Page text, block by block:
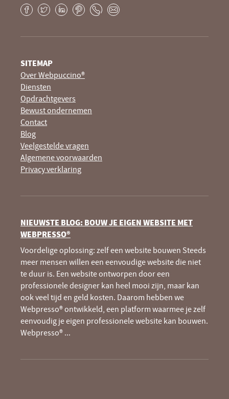
SITEMAP
Over Webpuccino®
Diensten
Opdrachtgevers
Bewust ondernemen
Contact
Blog
Veelgestelde vragen
Algemene voorwaarden
Privacy verklaring
NIEUWSTE BLOG: BOUW JE EIGEN WEBSITE MET
WEBPRESSO®
Voordelige oplossing: zelf een website bouwen Steeds
meer mensen willen een eenvoudige website die niet
te duur is. Een website ontworpen door een
professionele designer kan heel mooi zijn, maar kan
ook veel tijd en geld kosten. Daarom hebben we
Webpresso® ontwikkeld, een platform waarmee je zelf
eenvoudig je eigen professionele website kan bouwen.
Webpresso® ...